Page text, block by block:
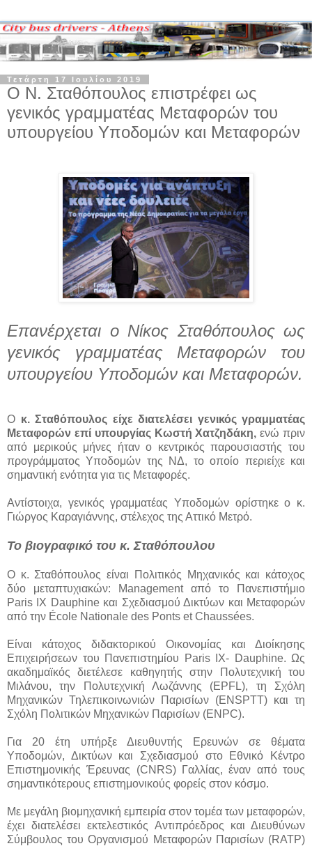
Τετάρτη 17 Ιουλίου 2019
Ο Ν. Σταθόπουλος επιστρέφει ως
γενικός γραμματέας Μεταφορών του
υπουργείου Υποδομών και Μεταφορών
Επανέρχεται ο Νίκος Σταθόπουλος ως
γενικός γραμματέας Μεταφορών του
υπουργείου Υποδομών και Μεταφορών.
Ο κ. Σταθόπουλος είχε διατελέσει γενικός γραμματέας
Μεταφορών επί υπουργίας Κωστή Χατζηδάκη, ενώ πριν
από μερικούς μήνες ήταν ο κεντρικός παρουσιαστής του
προγράμματος Υποδομών της ΝΔ, το οποίο περιείχε και
σημαντική ενότητα για τις Μεταφορές.
Αντίστοιχα, γενικός γραμματέας Υποδομών ορίστηκε ο κ.
Γιώργος Καραγιάννης, στέλεχος της Αττικό Μετρό.
Το βιογραφικό του κ. Σταθόπουλου
Ο κ. Σταθόπουλος είναι Πολιτικός Μηχανικός και κάτοχος
δύο μεταπτυχιακών: Management από το Πανεπιστήμιο
Paris IX Dauphine και Σχεδιασμού Δικτύων και Μεταφορών
από την École Nationale des Ponts et Chaussées.
Είναι κάτοχος διδακτορικού Οικονομίας και Διοίκησης
Επιχειρήσεων του Πανεπιστημίου Paris IX- Dauphine. Ως
ακαδημαϊκός διετέλεσε καθηγητής στην Πολυτεχνική του
Μιλάνου, την Πολυτεχνική Λωζάννης (EPFL), τη Σχόλη
Μηχανικών Τηλεπικοινωνιών Παρισίων (ENSPTT) και τη
Σχόλη Πολιτικών Μηχανικών Παρισίων (ENPC).
Για 20 έτη υπήρξε Διευθυντής Ερευνών σε θέματα
Υποδομών, Δικτύων και Σχεδιασμού στο Εθνικό Κέντρο
Επιστημονικής Έρευνας (CNRS) Γαλλίας, έναν από τους
σημαντικότερους επιστημονικούς φορείς στον κόσμο.
Με μεγάλη βιομηχανική εμπειρία στον τομέα των μεταφορών,
έχει διατελέσει εκτελεστικός Αντιπρόεδρος και Διευθύνων
Σύμβουλος του Οργανισμού Μεταφορών Παρισίων (RATP)